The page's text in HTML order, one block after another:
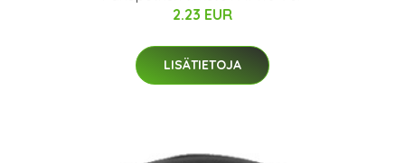
2.23 EUR
LISÄTIETOJA